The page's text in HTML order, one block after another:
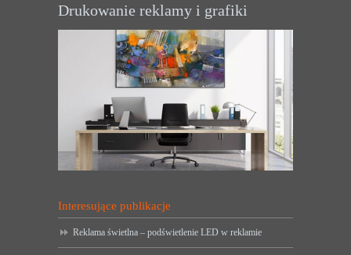
Drukowanie reklamy i grafiki
Interesujące publikacje
Reklama świetlna – podświetlenie LED w reklamie